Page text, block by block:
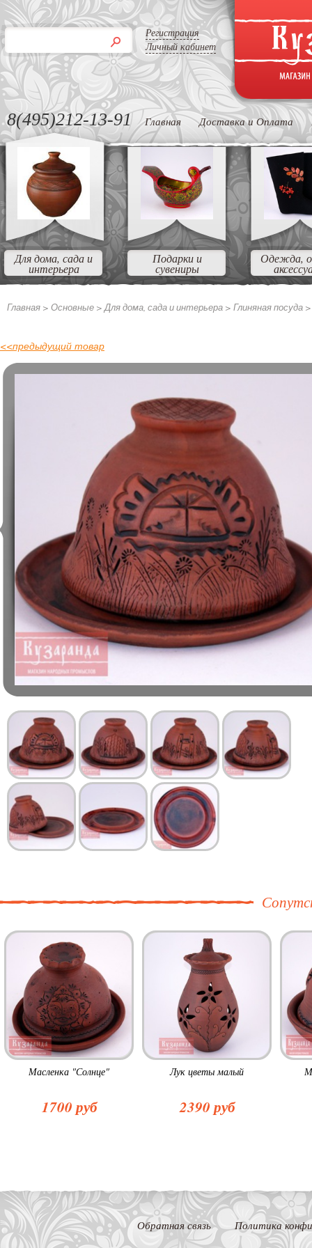
Регистрация
Личный кабинет
8(495)212-13-91 Главная Доставка и Оплата
Для дома, сада и
интерьера
Подарки и
сувениры
Одежда,
Главная > Основные >Для дома, сада и интерьера > Глиняная посуда
<<предыдущий товар
Масленка "Солнце"
1700 руб
Лук цветы малый
2390 руб
Обратная связь Политика